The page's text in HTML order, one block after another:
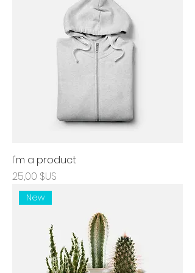
I'm a product
Prix
25,00 $US
New